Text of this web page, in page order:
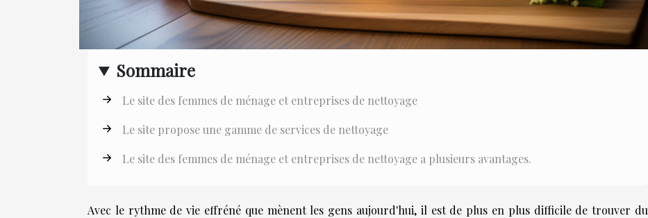
Sommaire
Le site des femmes de ménage et entreprises de nettoyage
Le site propose une gamme de services de nettoyage
Le site des femmes de ménage et entreprises de nettoyage a plusieurs avantages.
Avec le rythme de vie effréné que mènent les gens aujourd'hui, il est de plus en plus difficile de trouver du